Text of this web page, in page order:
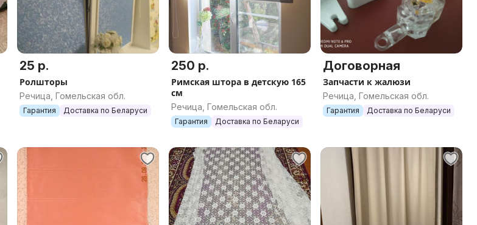
25 р.
Ролшторы
Речица, Гомельская обл.
Гарантия Доставка по Беларуси
250 р.
Римская штора в детскую 165
см
Речица, Гомельская обл.
Гарантия Доставка по Беларуси
Договорная
Запчасти к жалюзи
Речица, Гомельская обл.
Гарантия Доставка по Беларуси